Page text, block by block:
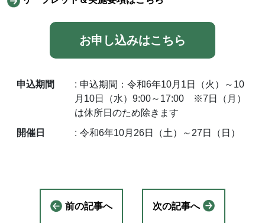
お申し込みはこちら
申込期間
申込期間：令和6年10月1日（火）～10
月10日（水）9:00～17:00 ※7日（月）
は休所日のため除きます
開催日
令和6年10月26日（土）～27日（日）
前の記事へ 次の記事へ